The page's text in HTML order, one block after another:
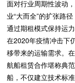
面对行业周期性波动
业“大而全”的扩张路
通过期租模式保持运
在2020年疫情冲击下
移带来的运输需求。
航船租赁合作堪称典
船，不仅建立技术标